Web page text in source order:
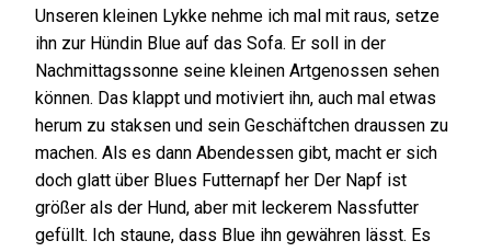
Unseren kleinen Lykke nehme ich mal mit raus, setze
ihn zur Hündin Blue auf das Sofa. Er soll in der
Nachmittagssonne seine kleinen Artgenossen sehen
können. Das klappt und motiviert ihn, auch mal etwas
herum zu staksen und sein Geschäftchen draussen zu
machen. Als es dann Abendessen gibt, macht er sich
doch glatt über Blues Futternapf her Der Napf ist
größer als der Hund, aber mit leckerem Nassfutter
gefüllt. Ich staune, dass Blue ihn gewähren lässt. Es